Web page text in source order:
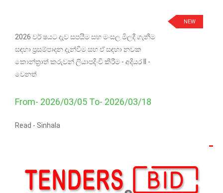
NEW
2026 වර් ෂයට දැව සපයීම සහ මංසල මිලදී ගැනීම
සඳහා ප්‍රසම්පාදන දැන්වීම සහ ඒ සඳහා නවක
කොන්ත්‍රාත් කරුවන් ලියාපදිංචි කිරීම - අදියර II -
වෙනත්
From- 2026/03/05 To- 2026/03/18
Read - Sinhala